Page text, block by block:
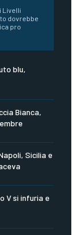
Livelli
dovrebbe
pro
blu,
Bianca,
Sicilia e
V si infuria e